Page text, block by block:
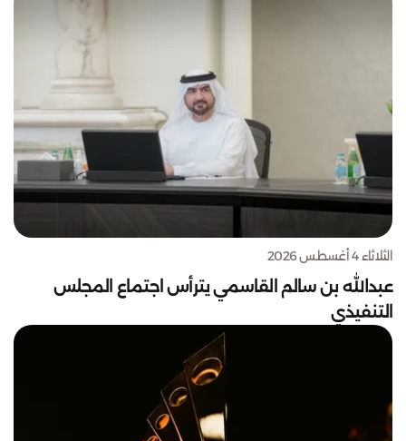
الثلاثاء 4 أغسطس 2026
عبدالله بن سالم القاسمي يترأس اجتماع المجلس
التنفيذي